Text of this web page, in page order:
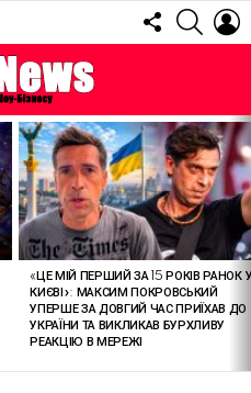
FOLLOW
US
«ЦЕ МІЙ ПЕРШИЙ ЗА 15 РОКІВ РАНОК
КИЄВІ»: МАКСИМ ПОКРОВСЬКИЙ
УПЕРШЕ ЗА ДОВГИЙ ЧАС ПРИЇХАВ ДО
УКРАЇНИ ТА ВИКЛИКАВ БУРХЛИВУ
РЕАКЦІЮ В МЕРЕЖІ